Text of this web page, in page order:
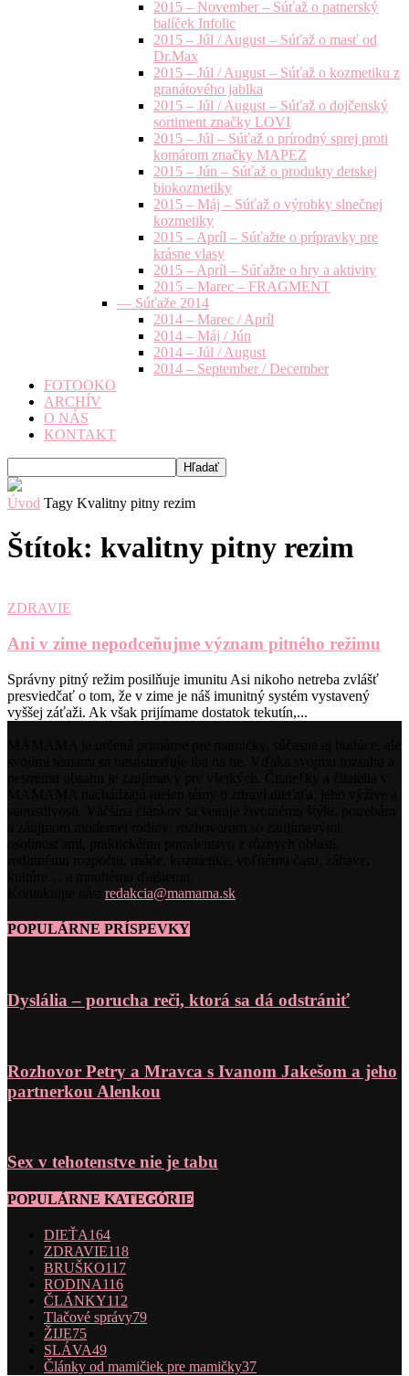
2015 – November – Súťaž o patnerský
balíček Infolic
2015 – Júl / August – Súťaž o masť od
Dr.Max
2015 – Júl / August – Súťaž o kozmetiku z
granátového jablka
2015 – Júl / August – Súťaž o dojčenský
sortiment značky LOVI
2015 – Júl – Súťaž o prírodný sprej proti
komárom značky MAPEZ
2015 – Jún – Súťaž o produkty detskej
biokozmetiky
2015 – Máj – Súťaž o výrobky slnečnej
kozmetiky
2015 – Apríl – Súťažte o prípravky pre
krásne vlasy
2015 – Apríl – Súťažte o hry a aktivity
2015 – Marec – FRAGMENT
— Súťaže 2014
2014 – Marec / Apríl
2014 – Máj / Jún
2014 – Júl / August
2014 – September / December
FOTOOKO
ARCHÍV
O NÁS
KONTAKT
Úvod Tagy Kvalitny pitny rezim
Štítok: kvalitny pitny rezim
ZDRAVIE
Ani v zime nepodceňujme význam pitného režimu
Správny pitný režim posilňuje imunitu Asi nikoho netreba zvlášť
presviedčať o tom, že v zime je náš imunitný systém vystavený
vyššej záťaži. Ak však prijímame dostatok tekutín,...
redakcia@mamama.sk
POPULÁRNE PRÍSPEVKY
Dyslália – porucha reči, ktorá sa dá odstrániť
Rozhovor Petry a Mravca s Ivanom Jakešom a jeho
partnerkou Alenkou
Sex v tehotenstve nie je tabu
POPULÁRNE KATEGÓRIE
DIEŤA164
ZDRAVIE118
BRUŠKO117
RODINA116
ČLÁNKY112
Tlačové správy79
ŽIJE75
SLÁVA49
Články od mamičiek pre mamičky37